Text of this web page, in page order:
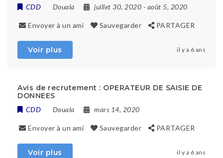
CDD Douala juillet 30, 2020 - août 5, 2020
Envoyer à un ami Sauvegarder PARTAGER
Voir plus il y a 6 ans
Avis de recrutement : OPERATEUR DE SAISIE DE
DONNEES
CDD Douala mars 14, 2020
Envoyer à un ami Sauvegarder PARTAGER
Voir plus il y a 6 ans